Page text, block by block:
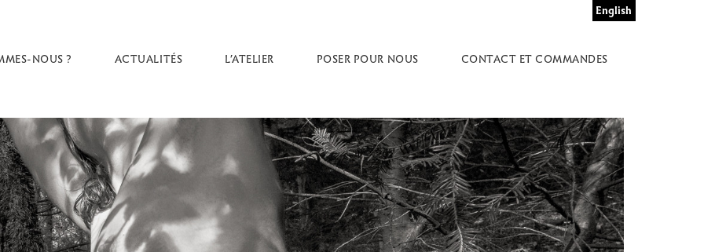
English
NOUS ? ACTUALITÉS L’ATELIER POSER POUR NOUS CONTACT ET COMMANDES